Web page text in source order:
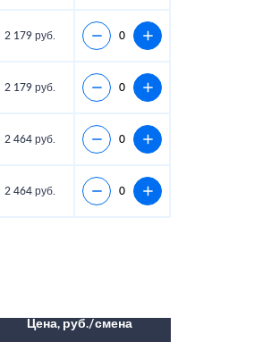
2 179 руб.
2 179 руб.
2 464 руб.
2 464 руб.
Цена, руб./смена